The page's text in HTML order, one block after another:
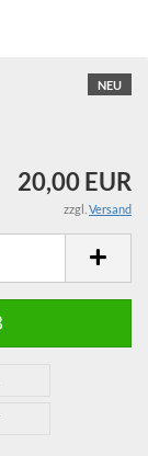
NEU
20,00 EUR
zzgl. Versand